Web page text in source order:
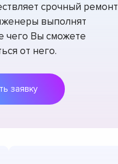
срочный ремонт
выполнят
чего Вы сможете
от него.
заявку